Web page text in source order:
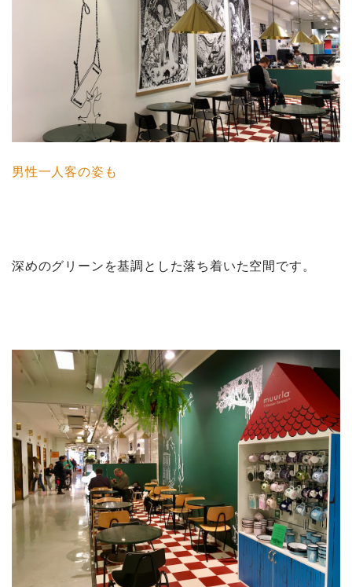
男性一人客の姿も
深めのグリーンを基調とした落ち着いた空間です。